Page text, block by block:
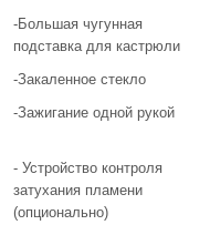
-Большая чугунная
подставка для кастрюли
-Закаленное стекло
-Зажигание одной рукой
- Устройство контроля
затухания пламени
(опционально)